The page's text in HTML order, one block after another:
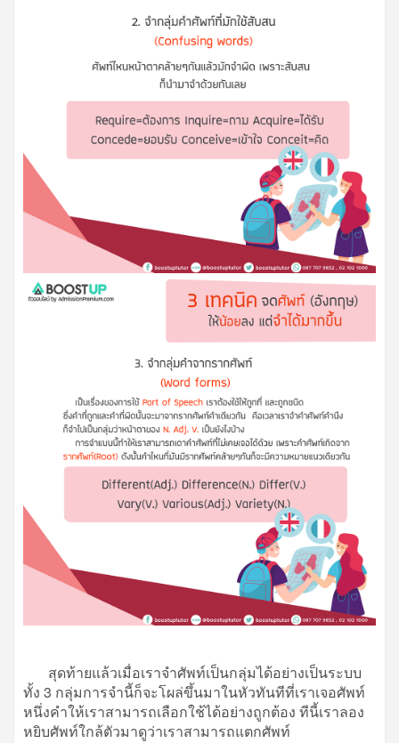
สุดท้ายแล้วเมื่อเราจำศัพท์เป็นกลุ่มได้อย่างเป็นระบบ
ทั้ง 3 กลุ่มการจำนี้ก็จะโผล่ขึ้นมาในหัวทันทีที่เราเจอศัพท์
หนึ่งคำให้เราสามารถเลือกใช้ได้อย่างถูกต้อง ทีนี้เราลอง
หยิบศัพท์ใกล้ตัวมาดูว่าเราสามารถแตกศัพท์